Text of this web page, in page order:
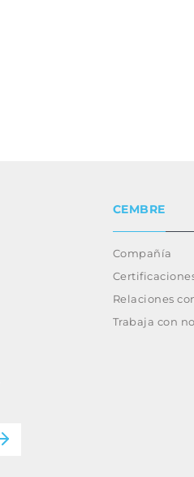
CEMBRE
Compañía
Relaciones
Trabaja con